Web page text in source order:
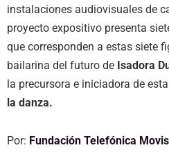
instalaciones audiovisuales de
proyecto expositivo presenta
que corresponden a estas siete
bailarina del futuro de Isadora
la precursora e iniciadora de
la danza.
Por: Fundación Telefónica